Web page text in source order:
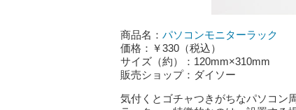
商品名： パソコンモニターラック
価格：￥330（税込）
サイズ（約）：120mm×310mm
販売ショップ：ダイソー
気付くとゴチャつきがちなパソコン